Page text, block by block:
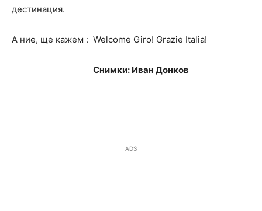
дестинация.
А ние, ще кажем : Welcome Giro! Grazie Italia!
Снимки: Иван Донков
ADS